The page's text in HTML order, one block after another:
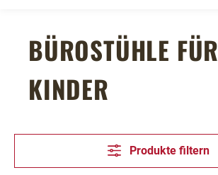
BÜROSTÜHLE FÜR
KINDER
Produkte filtern